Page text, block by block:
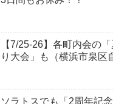
【7/25-26】各町内会の
り大会」も（横浜市泉区
ソラトスでも「2周年記念